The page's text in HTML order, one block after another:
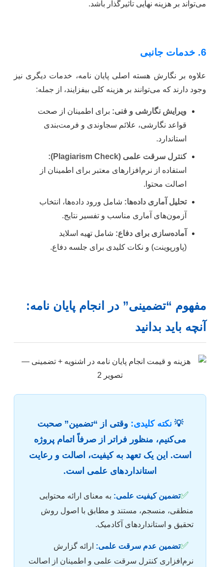
می‌تواند بر هزینه نهایی تأثیرگذار باشد.
6. خدمات جانبی
علاوه بر نگارش هسته اصلی پایان نامه، خدمات دیگری نیز
وجود دارند که می‌توانند بر هزینه کلی بیفزایند، از جمله:
ویرایش نگارشی و فنی: برای اطمینان از صحت
قواعد نگارشی، علائم سجاوندی و فرمت‌بندی
استاندارد.
کنترل سرقت علمی (Plagiarism Check):
استفاده از نرم‌افزارهای معتبر برای اطمینان از
اصالت محتوا.
تحلیل آماری داده‌ها: شامل ورود داده‌ها، انتخاب
آزمون‌های آماری مناسب و تفسیر نتایج.
آماده‌سازی برای دفاع: شامل تهیه اسلاید
(پاورپوینت) و نکات کلیدی برای جلسه دفاع.
مفهوم “تضمینی” در انجام پایان نامه:
آنچه باید بدانید
💡نکته کلیدی: وقتی از “تضمین” صحبت
می‌کنیم، منظور فراتر از صرفاً اتمام پروژه
است. این یک تعهد به کیفیت، اصالت و رعایت
استانداردهای علمی است.
✅تضمین کیفیت علمی: به معنای ارائه محتوایی
منطقی، منسجم، مستند و مطابق با اصول روش
تحقیق و استانداردهای آکادمیک.
✅تضمین عدم سرقت علمی: ارائه گزارش
نرم‌افزاری کنترل سرقت علمی و اطمینان از اصالت